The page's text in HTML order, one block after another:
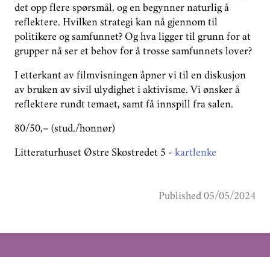
det opp flere spørsmål, og en begynner naturlig å
reflektere. Hvilken strategi kan nå gjennom til
politikere og samfunnet? Og hva ligger til grunn for at
grupper nå ser et behov for å trosse samfunnets lover?
I etterkant av filmvisningen åpner vi til en diskusjon
av bruken av sivil ulydighet i aktivisme. Vi ønsker å
reflektere rundt temaet, samt få innspill fra salen.
80/50,– (stud./honnør)
Litteraturhuset Østre Skostredet 5 - kartlenke
Published 05/05/2024